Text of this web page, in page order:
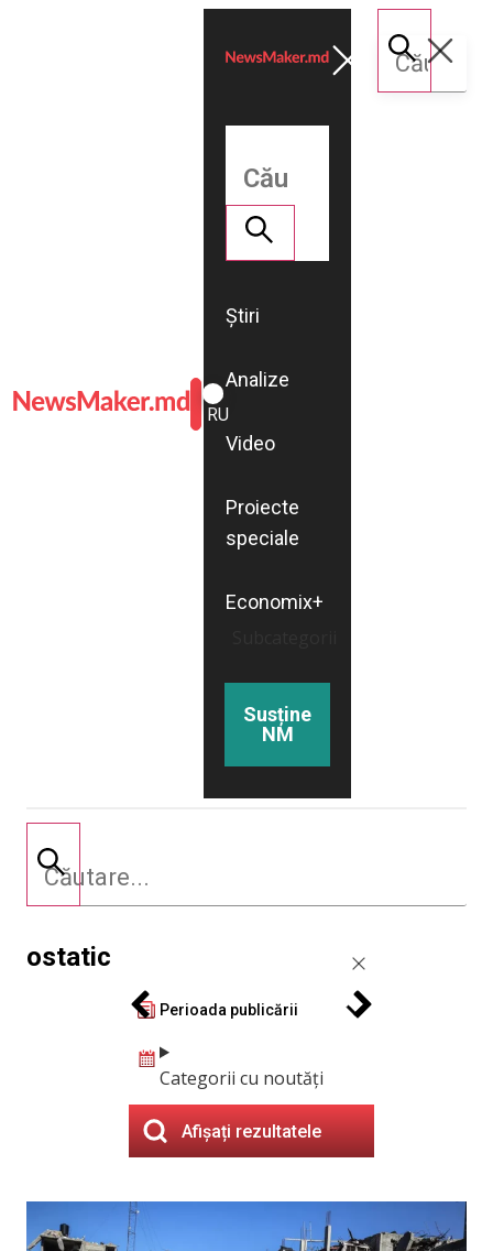
ROMÂNĂ
RU
Știri
Analize
Video
Proiecte
speciale
Economix+
Susține
NM
ostatic
Perioada publicării
Categorii cu noutăți
Afișați rezultatele